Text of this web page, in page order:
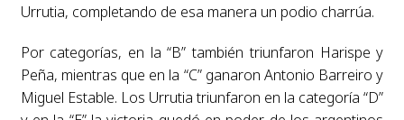
Urrutia, completando de esa manera un podio charrúa.
Por categorías, en la “B” también triunfaron Harispe y
Peña, mientras que en la “C” ganaron Antonio Barreiro y
Miguel Estable. Los Urrutia triunfaron en la categoría “D”